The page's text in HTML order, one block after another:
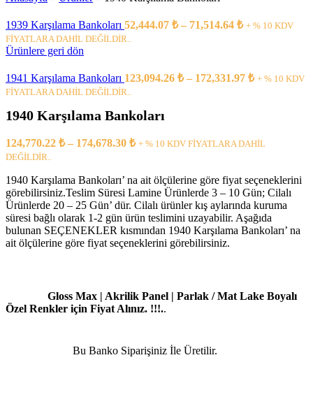
1939 Karşılama Bankoları 52,444.07 ₺ – 71,514.64 ₺ + % 10 KDV
FİYATLARA DAHİL DEĞİLDİR..
Ürünlere geri dön
1941 Karşılama Bankoları 123,094.26 ₺ – 172,331.97 ₺ + % 10 KDV
FİYATLARA DAHİL DEĞİLDİR..
1940 Karşılama Bankoları
124,770.22 ₺ – 174,678.30 ₺ + % 10 KDV FİYATLARA DAHİL
DEĞİLDİR..
1940 Karşılama Bankoları’ na ait ölçülerine göre fiyat seçeneklerini
görebilirsiniz.Teslim Süresi Lamine Ürünlerde 3 – 10 Gün; Cilalı
Ürünlerde 20 – 25 Gün’ dür. Cilalı ürünler kış aylarında kuruma
süresi bağlı olarak 1-2 gün ürün teslimini uzayabilir. Aşağıda
bulunan SEÇENEKLER kısmından 1940 Karşılama Bankoları’ na
ait ölçülerine göre fiyat seçeneklerini görebilirsiniz.
Gloss Max | Akrilik Panel | Parlak / Mat Lake Boyalı
Özel Renkler için Fiyat Alınız. !!!..
Bu Banko Siparişiniz İle Üretilir.